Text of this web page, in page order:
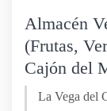
Almacén
(Frutas,
Cajón del
La Vega del